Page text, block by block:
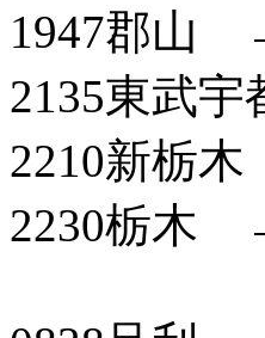
1947郡山
2135東武
2210新栃
2230栃木